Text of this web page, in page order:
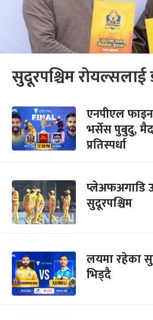
सुदूरपश्चिम
एनपीएल
भर्सेस पुबुदु,
प्रतिस्पर्धा
प्लेअफअगाडि
सुदूरपश्चिम
लयमा रहेका
भिड्दै